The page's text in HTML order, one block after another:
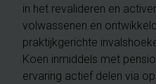
in het revalideren en
volwassenen en
praktijkgerichte
Koen inmiddels met
ervaring actief delen via